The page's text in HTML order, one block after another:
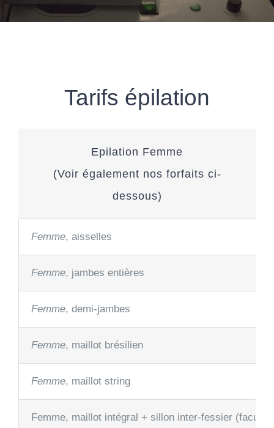
Tarifs épilation
Epilation Femme
(Voir également nos forfaits ci-
dessous)
Femme, aisselles
Femme, jambes entières
Femme, demi-jambes
Femme, maillot brésilien
Femme, maillot string
Femme, maillot intégral + sillon inter-fessier